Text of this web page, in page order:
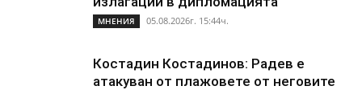
МНЕНИЯ 05.08.2026г. 15:44ч.
Костадин Костадинов: Радев е
атакуван от плажoвете от неговите